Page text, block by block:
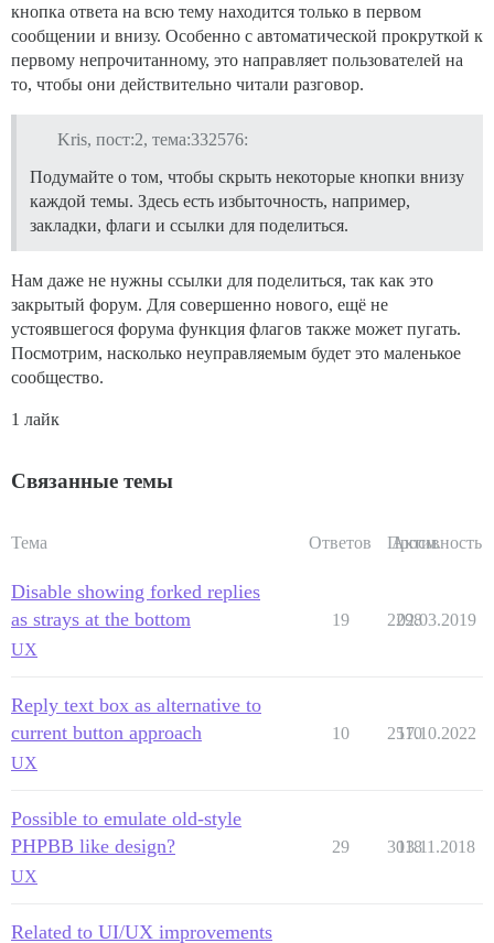
кнопка ответа на всю тему находится только в первом
сообщении и внизу. Особенно с автоматической прокруткой к
первому непрочитанному, это направляет пользователей на
то, чтобы они действительно читали разговор.
Kris, пост:2, тема:332576:
Подумайте о том, чтобы скрыть некоторые кнопки внизу
каждой темы. Здесь есть избыточность, например,
закладки, флаги и ссылки для поделиться.
Нам даже не нужны ссылки для поделиться, так как это
закрытый форум. Для совершенно нового, ещё не
устоявшегося форума функция флагов также может пугать.
Посмотрим, насколько неуправляемым будет это маленькое
сообщество.
1 лайк
Связанные темы
Тема Ответов Просм.
Активность
Disable showing forked replies
as strays at the bottom
UX
19 2298
02.03.2019
Reply text box as alternative to
current button approach
UX
10 2510
17.10.2022
Possible to emulate old-style
PHPBB like design?
UX
29 3018
13.11.2018
Related to UI/UX improvements